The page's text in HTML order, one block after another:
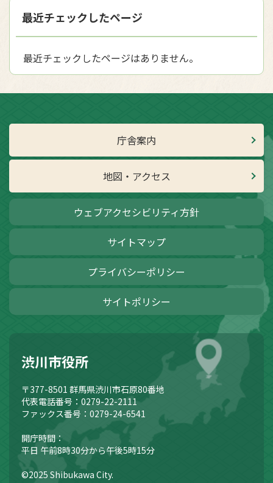
最近チェックしたページ
最近チェックしたページはありません。
庁舎案内
地図・アクセス
ウェブアクセシビリティ方針
サイトマップ
プライバシーポリシー
サイトポリシー
渋川市役所
〒377-8501 群馬県渋川市石原80番地
代表電話番号：0279-22-2111
ファックス番号：0279-24-6541
開庁時間：
平日 午前8時30分から午後5時15分
©2025 Shibukawa City.